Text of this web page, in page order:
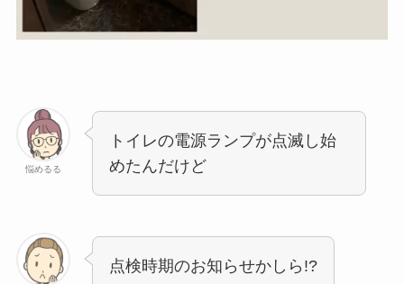
悩めるる
トイレの電源ランプが点滅し始
めたんだけど
点検時期のお知らせかしら!?